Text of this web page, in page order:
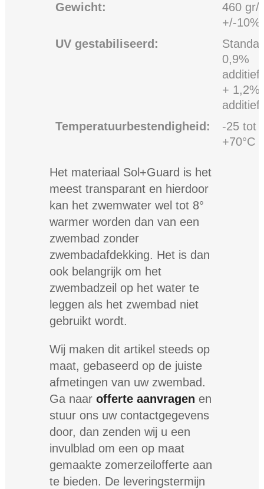
Gewicht:
460 gr/
+/-10%
UV gestabiliseerd:
0,9%
additief
+ 1,2%
additief
Temperatuurbestendigheid:
-25 tot
+70°C
Het materiaal Sol+Guard is het
meest transparant en hierdoor
kan het zwemwater wel tot 8°
warmer worden dan van een
zwembad zonder
zwembadafdekking. Het is dan
ook belangrijk om het
zwembadzeil op het water te
leggen als het zwembad niet
gebruikt wordt.
Wij maken dit artikel steeds op
maat, gebaseerd op de juiste
afmetingen van uw zwembad.
Ga naar offerte aanvragen en
stuur ons uw contactgegevens
door, dan zenden wij u een
invulblad om een op maat
gemaakte zomerzeilofferte aan
te bieden. De leveringstermijn